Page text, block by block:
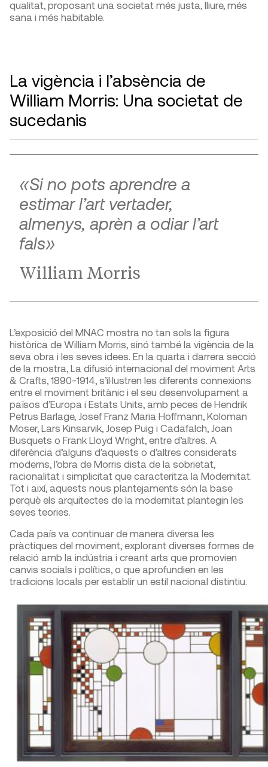
qualitat, proposant una societat més justa, lliure, més
sana i més habitable.
La vigència i l’absència de
William Morris: Una societat de
sucedanis
«Si no pots aprendre a
estimar l’art vertader,
almenys, aprèn a odiar l’art
fals»
William Morris
L’exposició del MNAC mostra no tan sols la figura
històrica de William Morris, sinó també la vigència de la
seva obra i les seves idees. En la quarta i darrera secció
de la mostra, La difusió internacional del moviment Arts
& Crafts, 1890-1914, s’il·lustren les diferents connexions
entre el moviment britànic i el seu desenvolupament a
països d’Europa i Estats Units, amb peces de Hendrik
Petrus Barlage, Josef Franz Maria Hoffmann, Koloman
Moser, Lars Kinsarvik, Josep Puig i Cadafalch, Joan
Busquets o Frank Lloyd Wright, entre d’altres. A
diferència d’alguns d’aquests o d’altres considerats
moderns, l’obra de Morris dista de la sobrietat,
racionalitat i simplicitat que caracteritza la Modernitat.
Tot i així, aquests nous plantejaments són la base
perquè els arquitectes de la modernitat plantegin les
seves teories.
Cada país va continuar de manera diversa les
pràctiques del moviment, explorant diverses formes de
relació amb la indústria i creant arts que promovien
canvis socials i polítics, o que aprofundien en les
tradicions locals per establir un estil nacional distintiu.